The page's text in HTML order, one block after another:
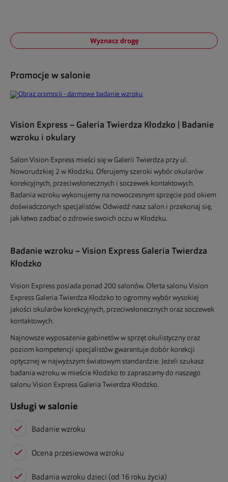
Wyznacz drogę
Promocje w salonie
Vision Express – Galeria Twierdza Kłodzko | Badanie
wzroku i okulary
Salon Vision Express mieści się w Galerii Twierdza przy ul.
Noworudzkiej 2 w Kłodzku. Oferujemy szeroki wybór okularów
korekcyjnych, przeciwsłonecznych i soczewek kontaktowych.
Badania wzroku wykonujemy na nowoczesnym sprzęcie pod okiem
doświadczonych specjalistów. Odwiedź nasz salon i przekonaj się,
jak łatwo zadbać o zdrowie swoich oczu w Kłodzku.
Badanie wzroku – Vision Express Galeria Twierdza
Kłodzko
Vision Express posiada ponad 200 salonów. Oferta salonu Vision
Express Galeria Twierdza Kłodzko to ogromny wybór wysokiej
jakości okularów korekcyjnych, przeciwsłonecznych oraz soczewek
kontaktowych.
Najnowsze wyposażenie gabinetów w sprzęt okulistyczny oraz
poziom kompetencji specjalistów gwarantuje dobór korekcji
optycznej w najwyższym światowym standardzie. Jeżeli szukasz
badania wzroku w mieście Kłodzko to zapraszamy do naszego
salonu Vision Express Galeria Twierdza Kłodzko.
Usługi w salonie
Badanie wzroku
Ocena przesiewowa wzroku
Badania wzroku dzieci (od 16 roku życia)